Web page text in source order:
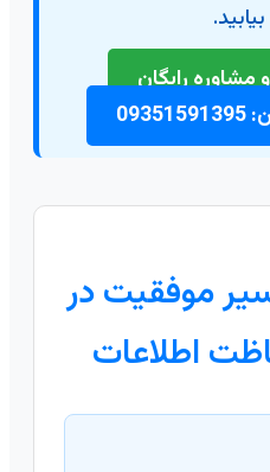
رایگان
موفقیت در
اطلاعات